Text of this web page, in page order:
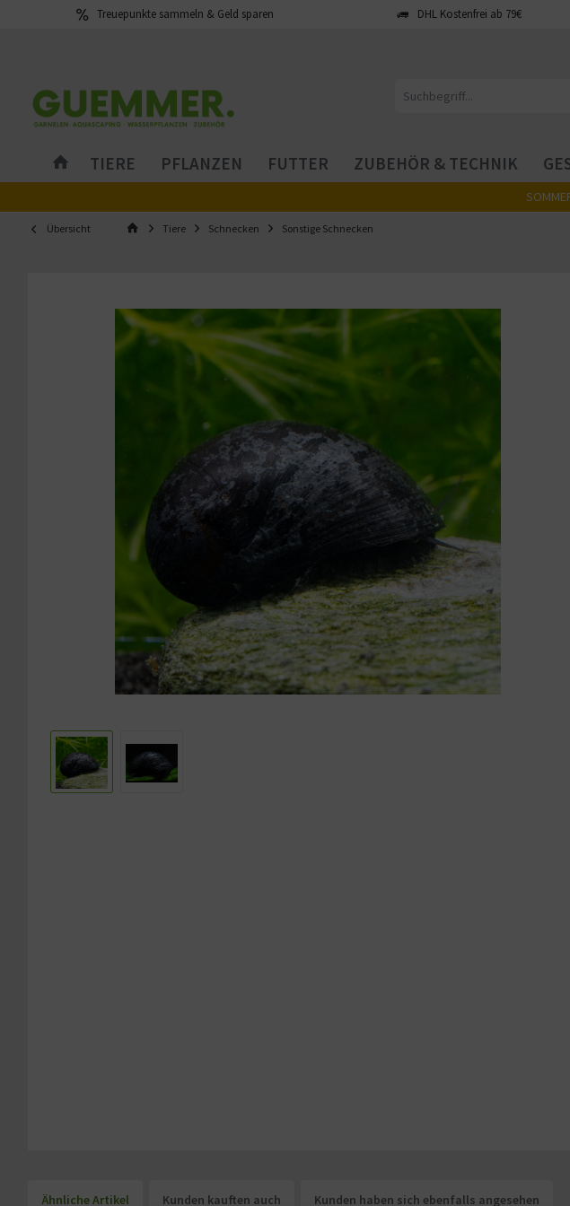
Treuepunkte sammeln & Geld sparen DHL Kostenfrei ab 79€
TIERE PFLANZEN FUTTER ZUBEHÖR & TECHNIK
Übersicht Tiere Schnecken Sonstige Schnecken
Ähnliche Artikel Kunden kauften auch Kunden haben sich ebenfalls angesehen